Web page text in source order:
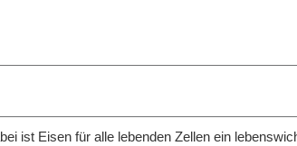
ist Eisen für alle lebenden Zellen ein